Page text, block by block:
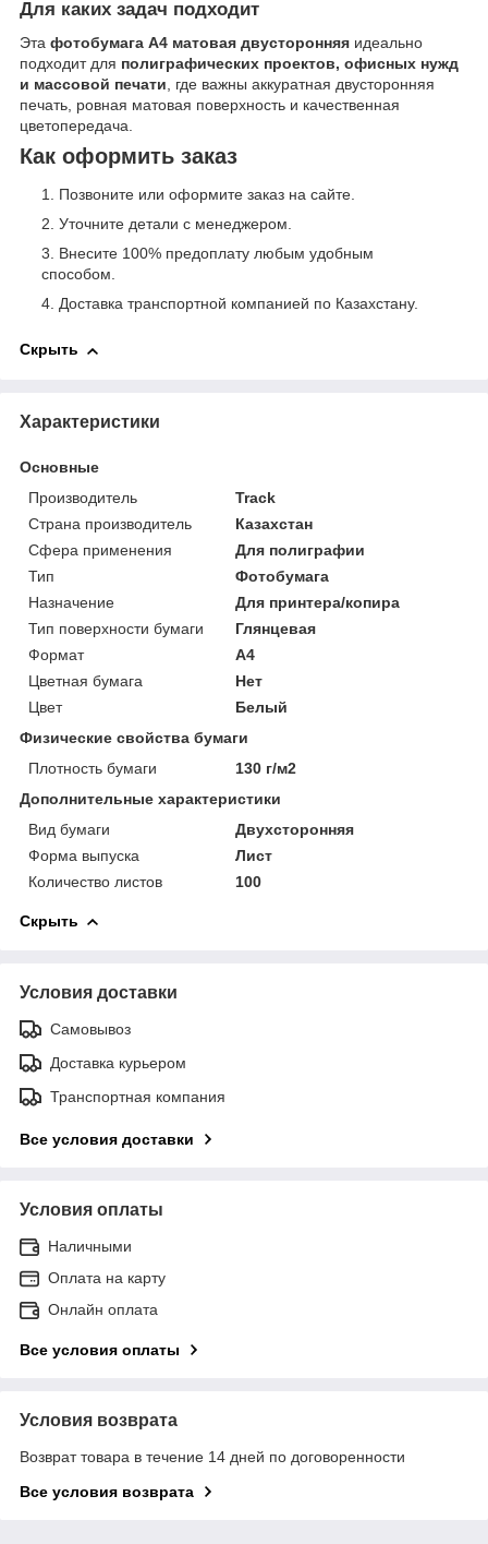
Для каких задач подходит
Эта фотобумага A4 матовая двусторонняя идеально
подходит для полиграфических проектов, офисных нужд
и массовой печати , где важны аккуратная двусторонняя
печать, ровная матовая поверхность и качественная
цветопередача.
Как оформить заказ
Позвоните или оформите заказ на сайте.
Уточните детали с менеджером.
Внесите 100% предоплату любым удобным
способом.
Доставка транспортной компанией по Казахстану.
Скрыть
Характеристики
Основные
Производитель
Track
Страна производитель
Казахстан
Сфера применения
Для полиграфии
Тип
Фотобумага
Назначение
Для принтера/копира
Тип поверхности бумаги
Глянцевая
Формат
A4
Цветная бумага
Нет
Цвет
Белый
Физические свойства бумаги
Плотность бумаги
130 г/м2
Дополнительные характеристики
Вид бумаги
Двухсторонняя
Форма выпуска
Лист
Количество листов
100
Скрыть
Условия доставки
Самовывоз
Доставка курьером
Транспортная компания
Все условия доставки
Условия оплаты
Наличными
Оплата на карту
Онлайн оплата
Все условия оплаты
Условия возврата
Возврат товара в течение 14 дней по договоренности
Все условия возврата